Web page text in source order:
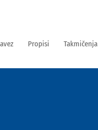
Propisi Takmičenja